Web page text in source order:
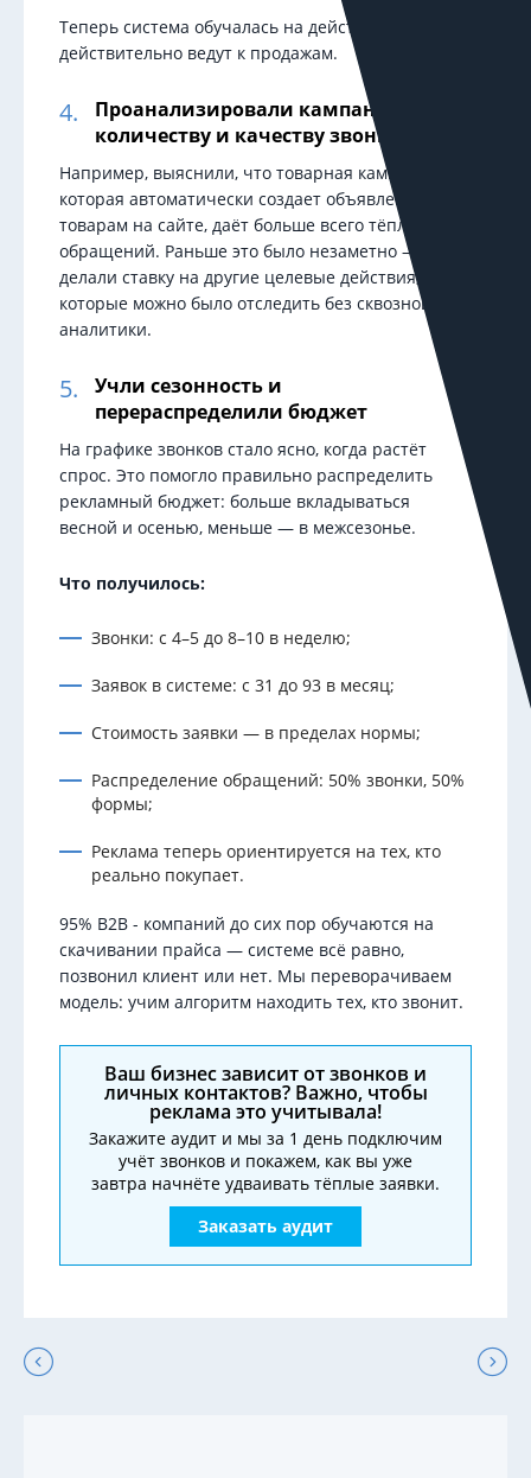
Теперь система обучалась на действиях, которые
действительно ведут к продажам.
Проанализировали кампании по
количеству и качеству звонков
Например, выяснили, что товарная кампания,
которая автоматически создает объявления по
товарам на сайте, даёт больше всего тёплых
обращений. Раньше это было незаметно —
делали ставку на другие целевые действия,
которые можно было отследить без сквозной
аналитики.
Учли сезонность и
перераспределили бюджет
На графике звонков стало ясно, когда растёт
спрос. Это помогло правильно распределить
рекламный бюджет: больше вкладываться
весной и осенью, меньше — в межсезонье.
Что получилось:
Звонки: с 4–5 до 8–10 в неделю;
Заявок в системе: с 31 до 93 в месяц;
Стоимость заявки — в пределах нормы;
Распределение обращений: 50% звонки, 50%
формы;
Реклама теперь ориентируется на тех, кто
реально покупает.
95% B2B - компаний до сих пор обучаются на
скачивании прайса — системе всё равно,
позвонил клиент или нет. Мы переворачиваем
модель: учим алгоритм находить тех, кто звонит.
Ваш бизнес зависит от звонков и
личных контактов? Важно, чтобы
реклама это учитывала!
Закажите аудит и мы за 1 день подключим
учёт звонков и покажем, как вы уже
завтра начнёте удваивать тёплые заявки.
Заказать аудит